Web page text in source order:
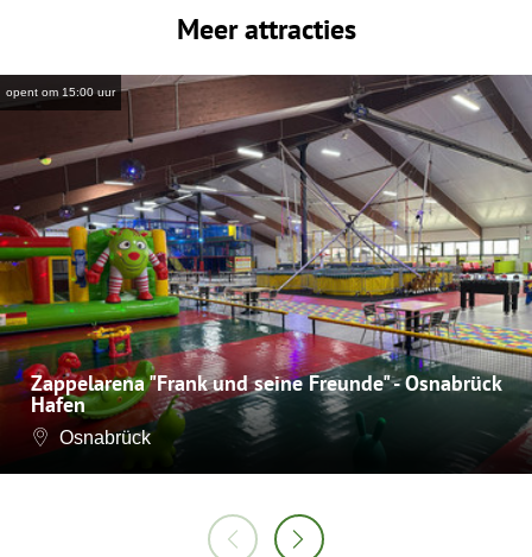
Meer attracties
opent om 15:00 uur
Zappelarena "Frank und seine Freunde" - Osnabrück
Hafen
Osnabrück